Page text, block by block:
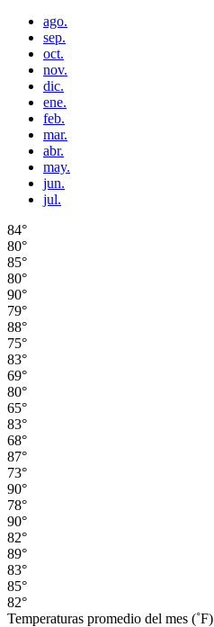
ago.
sep.
oct.
nov.
dic.
ene.
feb.
mar.
abr.
may.
jun.
jul.
84°
80°
85°
80°
90°
79°
88°
75°
83°
69°
80°
65°
83°
68°
87°
73°
90°
78°
90°
82°
89°
83°
85°
82°
Temperaturas promedio del mes (˚F)